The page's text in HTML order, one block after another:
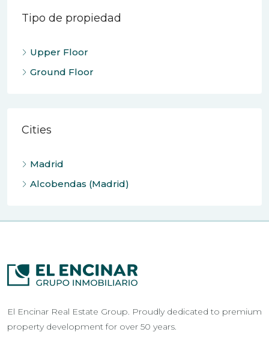
Tipo de propiedad
Upper Floor
Ground Floor
Cities
Madrid
Alcobendas (Madrid)
El Encinar Real Estate Group. Proudly dedicated to premium
property development for over 50 years.